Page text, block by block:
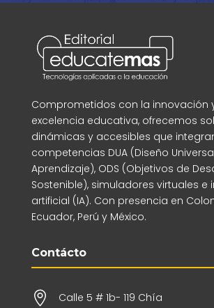
Comprometidos con la innovación
excelencia educativa, ofrecemos
dinámicas y accesibles que
competencias DUA (Diseño
Aprendizaje), ODS (Objetivos de
Sostenible), simuladores virtuales e
artificial (IA). Con presencia en
Ecuador, Perú y México.
Contácto
 Calle 5 # 1b- 119 Chía